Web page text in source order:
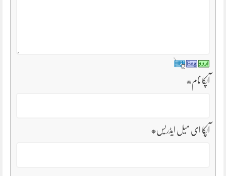
آپکا نام*
آپکا ای میل ایڈریس*